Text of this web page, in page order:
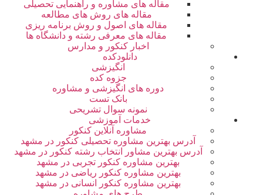
مقاله های مشاوره و راهنمایی تحصیلی
مقاله های روش های مطالعه
مقاله های اصول و روش برنامه ریزی
مقاله های معرفی رشته و دانشگاه ها
اخبار کنکور و مدارس
دانلودکده
انگیزشی
جزوه کده
دوره های انگیزشی و مشاوره
بانک تست
نمونه سوال تشریحی
خدمات آموزشی
مشاوره آنلاین کنکور
آدرس بهترین مشاوره تحصیلی کنکور در مشهد
آدرس بهترین مشاور انتخاب رشته کنکور در مشهد
بهترین مشاوره کنکور تجربی در مشهد
بهترین مشاوره کنکور ریاضی در مشهد
بهترین مشاوره کنکور انسانی در مشهد